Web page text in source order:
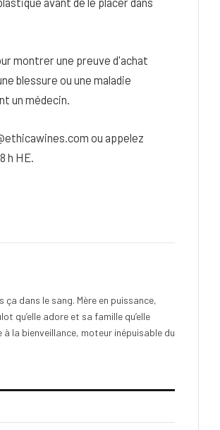
montrer une preuve d'achat
blessure ou une maladie
un médecin.
ou appelez
h HE.
ça dans le sang. Mère en puissance,
qu’elle adore et sa famille qu’elle
la bienveillance, moteur inépuisable du